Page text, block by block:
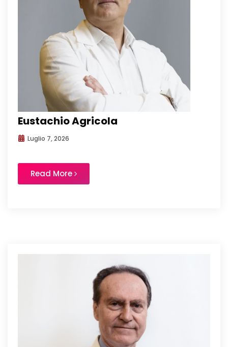
Eustachio Agricola
Luglio 7, 2026
Read More